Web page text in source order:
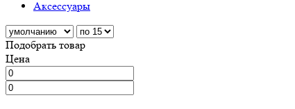
Аксессуары
Подобрать товар
Цена